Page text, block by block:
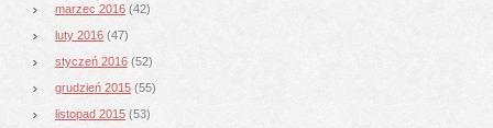
marzec 2016 (42)
luty 2016 (47)
styczeń 2016 (52)
grudzień 2015 (55)
listopad 2015 (53)